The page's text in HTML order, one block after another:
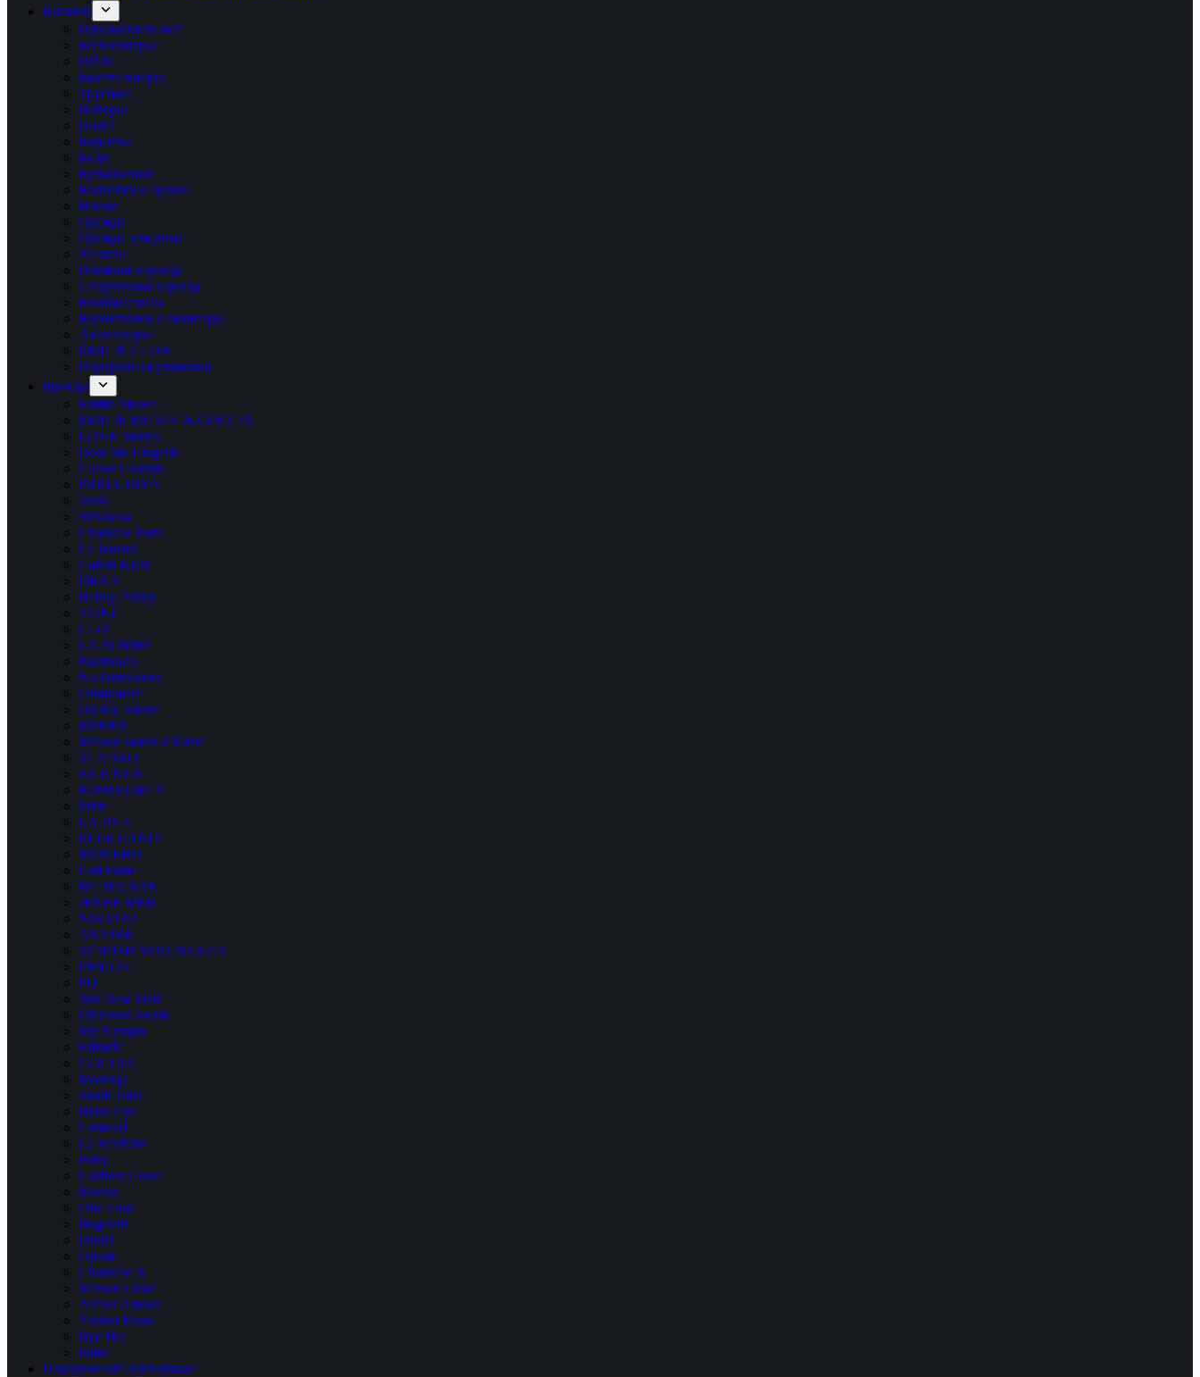
Каталог
Просмотреть всё
Бестселлеры
Шёлк
Бюстгальтеры
Трусики
Наборы
Пояса
Корсеты
Боди
Купальники
Колготки и чулки
Носки
Одежда
Одежда для дома
Халаты
Пляжная одежда
Спортивная одежда
Комбинезоны
Косметички и шопперы
Аксессуары
ÉMILIE CLUB
Подарочная упаковка
Бренды
Emilie Musee
ÉMILIE MUSÉE & GOCCIA
LOVE Stories
Dear Me Lingerie
Closer Couture
PRELUDIYA
Verse
Shikkosa
Chantelle Paris
Le Journal
Calvin Klein
DKNY
Hanky Panky
YONI
CLO
LA BOMBE
PassionZu
No Pantaloons
Ohmymarr
Oh My Jolene
kázMich
Maison Jardin d’Éden
SLADKO
NUE NUE
Katisha Like It
Pride
LA DEA
ELLE LAND
MONERO
Luli Fama
BE.MA.BAE
JENEE MER
NIKYOU
ANVIBE
SENDMEYOU.NAKED
INNATE
PQ
Sun Base Date
Diamond Swim
My Nymph
Ellinida
GOCCIA
Moresqa
SandCruise
Bond Eye
Camvari
La Revêche
Poby
Undress Code
Moeva
One Four
Boglietti
DnuD
Opaak
Chantelle X
Maison Close
Atelier Amour
Ysabel Mora
Bye Bra
Falke
Подарочный сертификат